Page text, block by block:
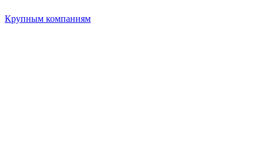
Крупным компаниям